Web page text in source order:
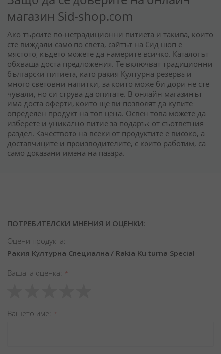
магазин Sid-shop.com
Ако търсите по-нетрадиционни питиета и такива, които
сте виждали само по света, сайтът на Сид шоп е
мястото, където можете да намерите всичко. Каталогът
обхваща доста предложения. Те включват традиционни
български питиета, като ракия Културна резерва и
много световни напитки, за които може би дори не сте
чували, но си струва да опитате. В онлайн магазинът
има доста оферти, които ще ви позволят да купите
определен продукт на топ цена. Освен това можете да
изберете и уникално питие за подарък от съответния
раздел. Качеството на всеки от продуктите е високо, а
доставчиците и производителите, с които работим, са
само доказани имена на пазара.
ПОТРЕБИТЕЛСКИ МНЕНИЯ И ОЦЕНКИ:
Оцени продукта:
Ракия Културна Специална / Rakia Kulturna Special
Вашата оценка
star
stars
stars
stars
stars
Вашето име